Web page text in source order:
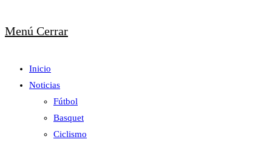
Menú Cerrar
Inicio
Noticias
Fútbol
Basquet
Ciclismo